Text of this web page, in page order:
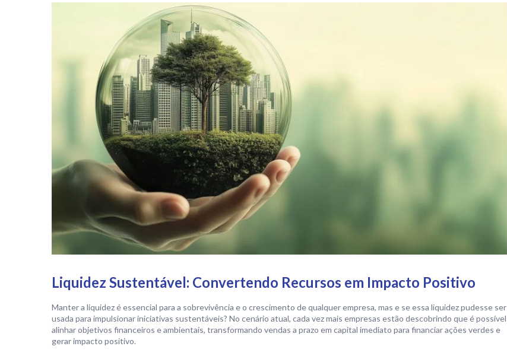
Liquidez Sustentável: Convertendo Recursos em Impacto Positivo
Manter a liquidez é essencial para a sobrevivência e o crescimento de qualquer empresa, mas e se essa liquidez pudesse ser
usada para impulsionar iniciativas sustentáveis? No cenário atual, cada vez mais empresas estão descobrindo que é possível
alinhar objetivos financeiros e ambientais, transformando vendas a prazo em capital imediato para financiar ações verdes e
gerar impacto positivo.